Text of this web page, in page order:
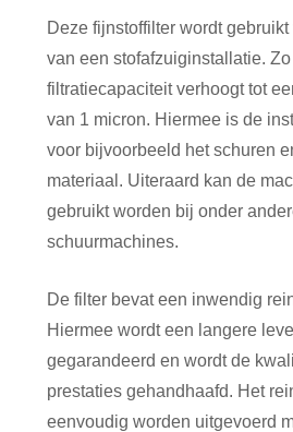
Deze fijnstoffilter wordt
van een stofafzuiginstallatie.
filtratiecapaciteit verhoogt tot
van 1 micron. Hiermee is de
voor bijvoorbeeld het schuren
materiaal. Uiteraard kan de
gebruikt worden bij onder
schuurmachines.
De filter bevat een inwendig
Hiermee wordt een langere
gegarandeerd en wordt de
prestaties gehandhaafd. Het
eenvoudig worden uitgevoerd